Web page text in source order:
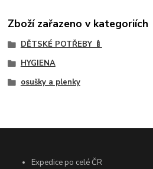
Zboží zařazeno v kategoriích
DĚTSKÉ POTŘEBY 🍼
HYGIENA
osušky a plenky
Expedice po celé ČR